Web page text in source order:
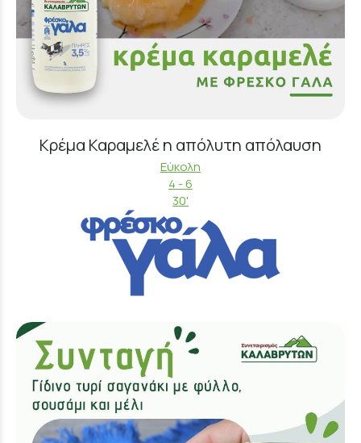
Κρέμα Καραμελέ η απόλυτη απόλαυση
Εύκολη
4 - 6
30'